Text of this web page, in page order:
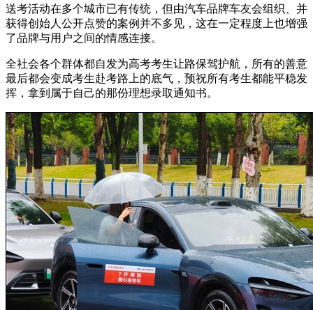
送考活动在多个城市已有传统，但由汽车品牌车友会组织、并
获得创始人公开点赞的案例并不多见，这在一定程度上也增强
了品牌与用户之间的情感连接。
全社会各个群体都自发为高考考生让路保驾护航，所有的善意
最后都会变成考生赴考路上的底气，预祝所有考生都能平稳发
挥，拿到属于自己的那份理想录取通知书。